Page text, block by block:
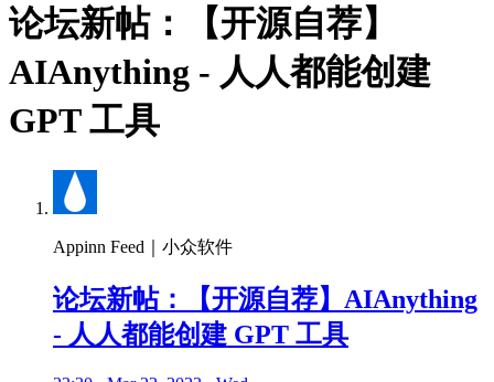
论坛新帖：【开源自荐】
AIAnything - 人人都能创建
GPT 工具
Appinn Feed｜小众软件
论坛新帖：【开源自荐】AIAnything
- 人人都能创建 GPT 工具